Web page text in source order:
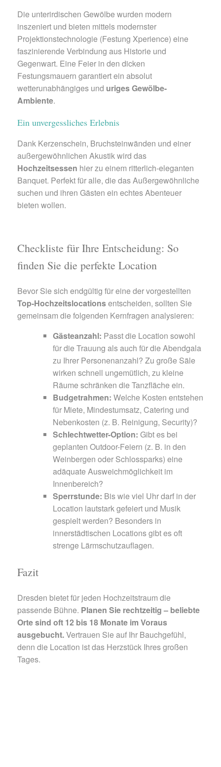
Die unterirdischen Gewölbe wurden modern
inszeniert und bieten mittels modernster
Projektionstechnologie (Festung Xperience) eine
faszinierende Verbindung aus Historie und
Gegenwart. Eine Feier in den dicken
Festungsmauern garantiert ein absolut
wetterunabhängiges und uriges Gewölbe-
Ambiente.
Ein unvergessliches Erlebnis
Dank Kerzenschein, Bruchsteinwänden und einer
außergewöhnlichen Akustik wird das
Hochzeitsessen hier zu einem ritterlich-eleganten
Banquet. Perfekt für alle, die das Außergewöhnliche
suchen und ihren Gästen ein echtes Abenteuer
bieten wollen.
Checkliste für Ihre Entscheidung: So
finden Sie die perfekte Location
Bevor Sie sich endgültig für eine der vorgestellten
Top-Hochzeitslocationsentscheiden, sollten Sie
gemeinsam die folgenden Kernfragen analysieren:
Gästeanzahl: Passt die Location sowohl
für die Trauung als auch für die Abendgala
zu Ihrer Personenanzahl? Zu große Säle
wirken schnell ungemütlich, zu kleine
Räume schränken die Tanzfläche ein.
Budgetrahmen: Welche Kosten entstehen
für Miete, Mindestumsatz, Catering und
Nebenkosten (z. B. Reinigung, Security)?
Schlechtwetter-Option: Gibt es bei
geplanten Outdoor-Feiern (z. B. in den
Weinbergen oder Schlossparks) eine
adäquate Ausweichmöglichkeit im
Innenbereich?
Sperrstunde: Bis wie viel Uhr darf in der
Location lautstark gefeiert und Musik
gespielt werden? Besonders in
innerstädtischen Locations gibt es oft
strenge Lärmschutzauflagen.
Fazit
Dresden bietet für jeden Hochzeitstraum die
passende Bühne. Planen Sie rechtzeitig – beliebte
Orte sind oft 12 bis 18 Monate im Voraus
ausgebucht.Vertrauen Sie auf Ihr Bauchgefühl,
denn die Location ist das Herzstück Ihres großen
Tages.